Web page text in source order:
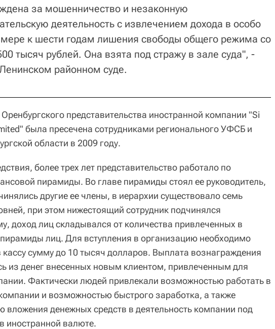
за мошенничество и незаконную
деятельность с извлечением дохода в особо
к шести годам лишения свободы общего режима со
тысяч рублей. Она взята под стражу в зале суда", -
районном суде.
представительства иностранной компании "Si
была пресечена сотрудниками регионального УФСБ и
области в 2009 году.
более трех лет представительство работало по
пирамиды. Во главе пирамиды стоял ее руководитель,
другие ее члены, в иерархии существовало семь
при этом нижестоящий сотрудник подчинялся
доход лиц складывался от количества привлеченных в
пирамиды лиц. Для вступления в организацию необходимо
кассу сумму до 10 тысяч долларов. Выплата вознаграждения
из денег внесенных новым клиентом, привлеченным для
Фактически людей привлекали возможностью работать в
и возможностью быстрого заработка, а также
вложения денежных средств в деятельность компании под
иностранной валюте.